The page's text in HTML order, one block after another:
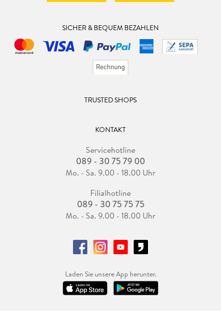
SICHER & BEQUEM BEZAHLEN
TRUSTED SHOPS
KONTAKT
Servicehotline
089 - 30 75 79 00
Mo. - Sa. 9.00 - 18.00 Uhr
Filialhotline
089 - 30 75 75 75
Mo. - Sa. 9.00 - 18.00 Uhr
Laden Sie unsere App herunter.